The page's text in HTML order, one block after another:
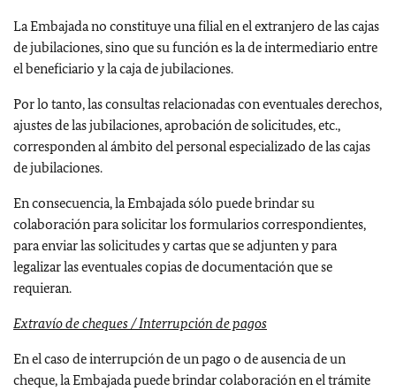
La Embajada no constituye una filial en el extranjero de las cajas
de jubilaciones, sino que su función es la de intermediario entre
el beneficiario y la caja de jubilaciones.
Por lo tanto, las consultas relacionadas con eventuales derechos,
ajustes de las jubilaciones, aprobación de solicitudes, etc.,
corresponden al ámbito del personal especializado de las cajas
de jubilaciones.
En consecuencia, la Embajada sólo puede brindar su
colaboración para solicitar los formularios correspondientes,
para enviar las solicitudes y cartas que se adjunten y para
legalizar las eventuales copias de documentación que se
requieran.
Extravío de cheques / Interrupción de pagos
En el caso de interrupción de un pago o de ausencia de un
cheque, la Embajada puede brindar colaboración en el trámite